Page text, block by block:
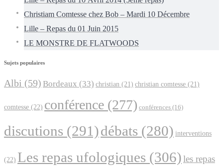
Christiam Comtesse chez Bob – Mardi 10 Décembre
Lille – Repas du 01 Juin 2015
LE MONSTRE DE FLATWOODS
Sujets populaires
Albi (59) Bordeaux (33) christian (21) christian comtesse (21)
comtesse (22) conférence (277) conférences (16)
discutions (291)débats (280) interventions
(22) Les repas ufologiques (306)les repas